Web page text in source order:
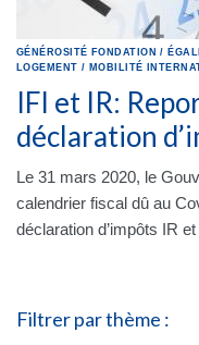
GÉNÉROSITÉ FONDATION /
LOGEMENT / MOBILITÉ
IFI et IR:
déclaration
Le 31 mars 2020, le
calendrier fiscal dû au
déclaration d’impôts IR et
Filtrer par thème :